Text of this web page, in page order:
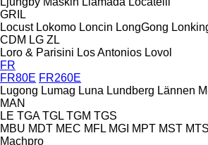
GRIL
Locust Lokomo Loncin LongGong
CDM LG ZL
Loro & Parisini Los Antonios Lovol
FR
FR80E FR260E
Lugong Lumag Luna Lundberg Lännen
MAN
LE TGA TGL TGM TGS
MBU MDT MEC MFL MGI MPT MST MTS
Machpro